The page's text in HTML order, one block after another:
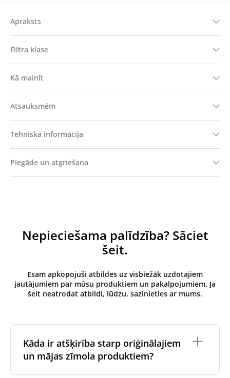
Apraksts
Filtra klase
Kā mainīt
Atsauksmēm
Tehniskā informācija
Piegāde un atgriešana
Nepieciešama palīdzība? Sāciet
šeit.
Esam apkopojuši atbildes uz visbiežāk uzdotajiem
jautājumiem par mūsu produktiem un pakalpojumiem. Ja
šeit neatrodat atbildi, lūdzu, sazinieties ar mums.
Kāda ir atšķirība starp oriģinālajiem
un mājas zīmola produktiem?